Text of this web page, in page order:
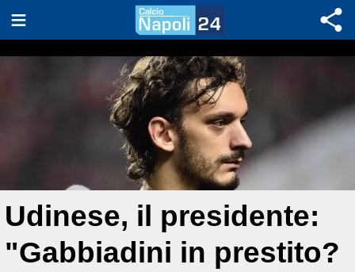
Udinese, il presidente:
"Gabbiadini in prestito?